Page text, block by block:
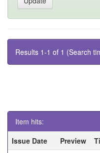
Results 1-1 of 1 (Search
Item hits:
Issue Date
Preview